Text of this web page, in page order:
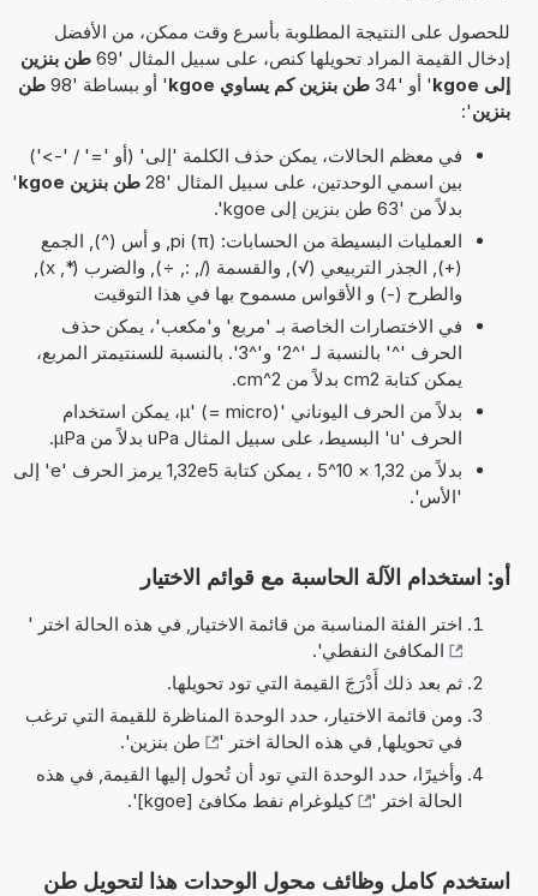
للحصول على النتيجة المطلوبة بأسرع وقت ممكن، من الأفضل
إدخال القيمة المراد تحويلها كنص، على سبيل المثال '69
طن بنزين
إلى kgoe
' أو '34 طن بنزين كم يساوي kgoe ' أو ببساطة '98
طن
بنزين':
في معظم الحالات، يمكن حذف الكلمة 'إلى' (أو '=' / '->')
بين اسمي الوحدتين، على سبيل المثال '28
طن بنزين kgoe
'
بدلاً من '63 طن بنزين إلى kgoe'.
العمليات البسيطة من الحسابات: pi (π), و أس (^), الجمع
(+), الجذر التربيعي (√), والقسمة (/, :, ÷), والضرب (*, x),
والطرح (-) و الأقواس مسموح بها في هذا التوقيت
في الاختصارات الخاصة بـ 'مربع' و'مكعب'، يمكن حذف
الحرف '^' بالنسبة لـ '^2' و'^3'. بالنسبة للسنتيمتر المربع،
يمكن كتابة cm2 بدلاً من cm^2.
بدلاً من الحرف اليوناني 'µ' (= micro)، يمكن استخدام
الحرف 'u' البسيط، على سبيل المثال uPa بدلاً من µPa.
بدلاً من 1,32 × 10^5 ، يمكن كتابة 1,32e5 يرمز الحرف 'e' إلى
'الأس'.
أو: استخدام الآلة الحاسبة مع قوائم الاختيار
اختر الفئة المناسبة من قائمة الاختيار, في هذه الحالة اختر '
المكافئ النفطي'.
ثم بعد ذلك أَدْرَجَ القيمة التي تود تحويلها.
ومن قائمة الاختيار، حدد الوحدة المناظرة للقيمة التي ترغب
في تحويلها, في هذه الحالة اختر '
طن بنزين'.
وأخيرًا، حدد الوحدة التي تود أن تُحول إليها القيمة, في هذه
الحالة اختر '
كيلوغرام نفط مكافئ [kgoe] '.
استخدم كامل وظائف محول الوحدات هذا لتحويل طن